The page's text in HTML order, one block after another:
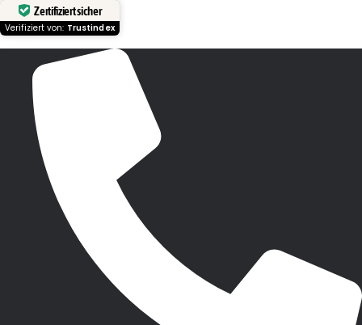
Zertifiziert sicher
Verifiziert von: Trustindex